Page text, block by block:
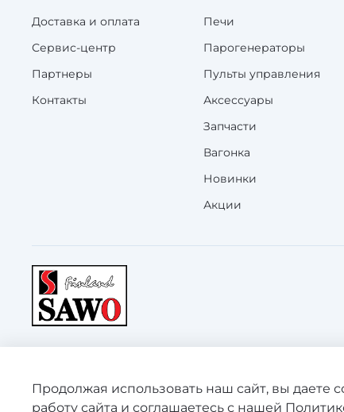
Доставка и оплата
Сервис-центр
Партнеры
Контакты
Печи
Парогенераторы
Пульты управления
Аксессуары
Запчасти
Вагонка
Новинки
Акции
является публичной офертой.
Продолжая использовать наш сайт, вы даете
работу сайта и соглашаетесь с нашей